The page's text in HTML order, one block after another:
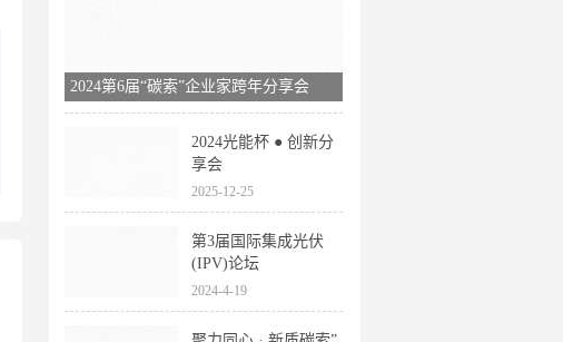
2024第6届“碳索”企业家跨年分享会
2024光能杯 ● 创新分
享会
2025-12-25
第3届国际集成光伏
(IPV)论坛
2024-4-19